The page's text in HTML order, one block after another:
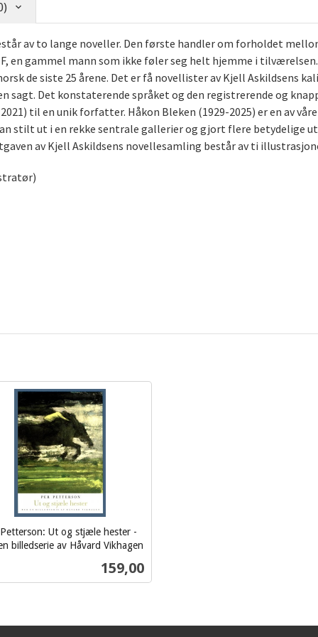
av to lange noveller. Den første handler om forholdet
gammel mann som ikke føler seg helt hjemme i tilværelsen.
de siste 25 årene. Det er få novellister av Kjell Askildsens
sagt. Det konstaterende språket og den registrerende og
til en unik forfatter. Håkon Bleken (1929-2025) er en av
stilt ut i en rekke sentrale gallerier og gjort flere betydelige
av Kjell Askildsens novellesamling består av ti
Ut og stjæle hester -
billedserie av Håvard Vikhagen
Pris
159,00